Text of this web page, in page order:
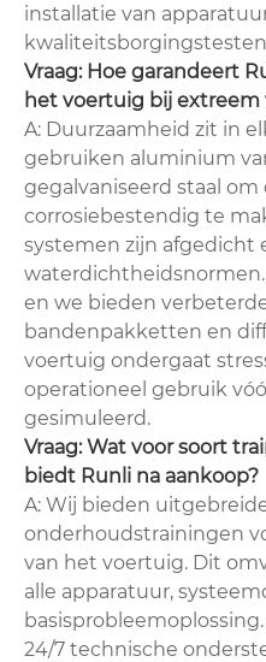
installatie van
Vraag: Hoe garandeert
het voertuig bij extreem
A: Duurzaamheid zit in
gebruiken aluminium
gegalvaniseerd staal om
corrosiebestendig te
systemen zijn afgedicht
en we bieden
bandenpakketten en
voertuig ondergaat
operationeel gebruik
gesimuleerd.
Vraag: Wat voor soort
biedt Runli na aankoop?
A: Wij bieden
onderhoudstrainingen
van het voertuig. Dit
alle apparatuur,
24/7 technische